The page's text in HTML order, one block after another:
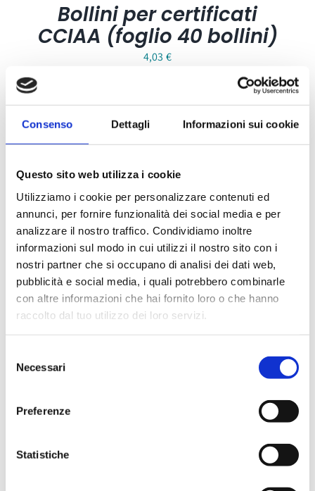
Consenso Dettagli Informazioni sui cookie
Questo sito web utilizza i cookie
Utilizziamo i cookie per personalizzare contenuti ed
annunci, per fornire funzionalità dei social media e per
analizzare il nostro traffico. Condividiamo inoltre
informazioni sul modo in cui utilizzi il nostro sito con i
nostri partner che si occupano di analisi dei dati web,
pubblicità e social media, i quali potrebbero combinarle
con altre informazioni che hai fornito loro o che hanno
raccolto dal tuo utilizzo dei loro servizi.
delNecessari
Preferenze
Statistiche
Bollini per certificati
CCIAA (foglio 40 bollini)
4,03 €